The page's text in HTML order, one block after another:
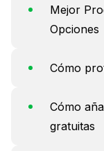
Mejor
Opciones
Cómo
Cómo
gratuitas